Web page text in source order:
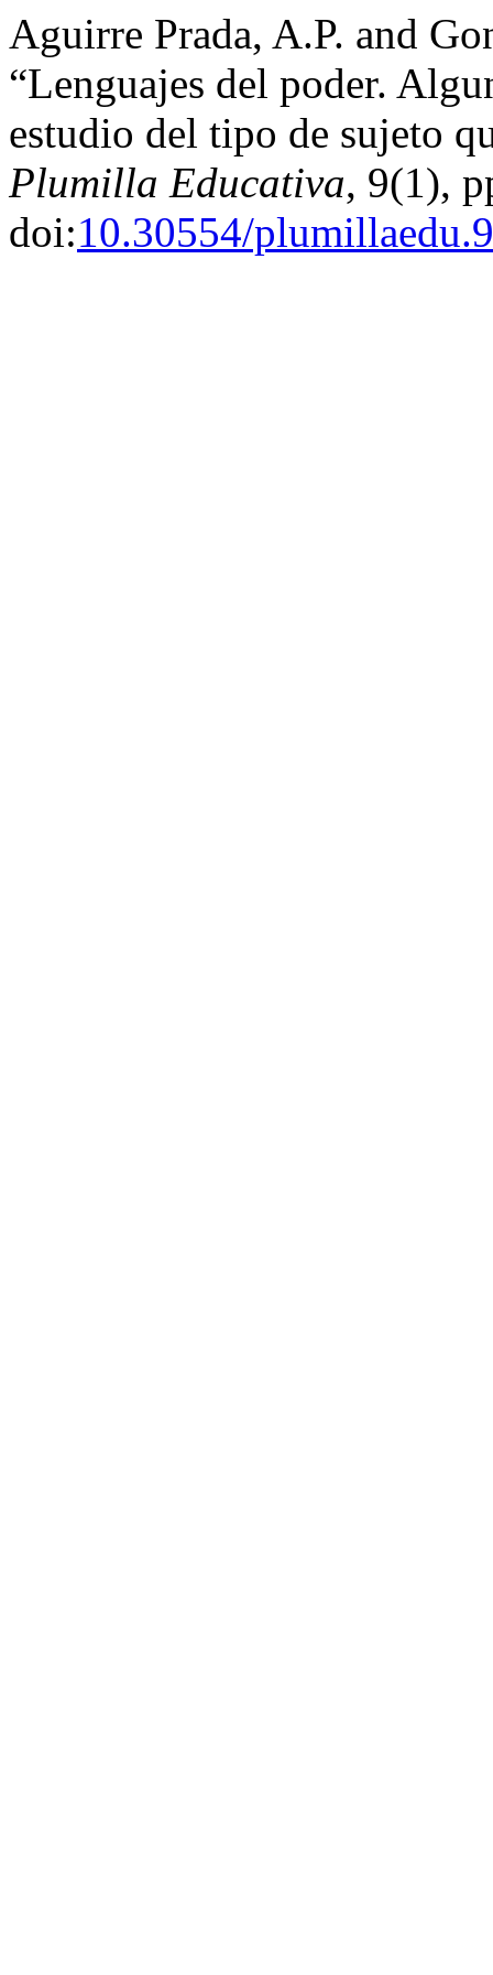
Aguirre Prada, A.P. and
“Lenguajes del poder.
estudio del tipo de sujeto
Plumilla Educativa, 9(1),
doi:10.30554/